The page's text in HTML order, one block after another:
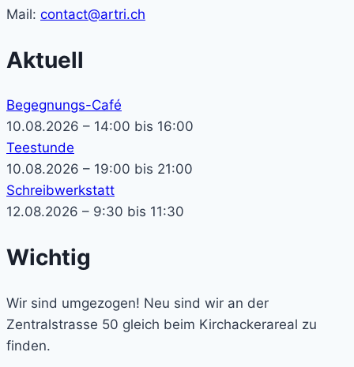
Mail: contact@artri.ch
Aktuell
Begegnungs-Café
10.08.2026 – 14:00 bis 16:00
Teestunde
10.08.2026 – 19:00 bis 21:00
Schreibwerkstatt
12.08.2026 – 9:30 bis 11:30
Wichtig
Wir sind umgezogen! Neu sind wir an der
Zentralstrasse 50 gleich beim Kirchackerareal zu
finden.